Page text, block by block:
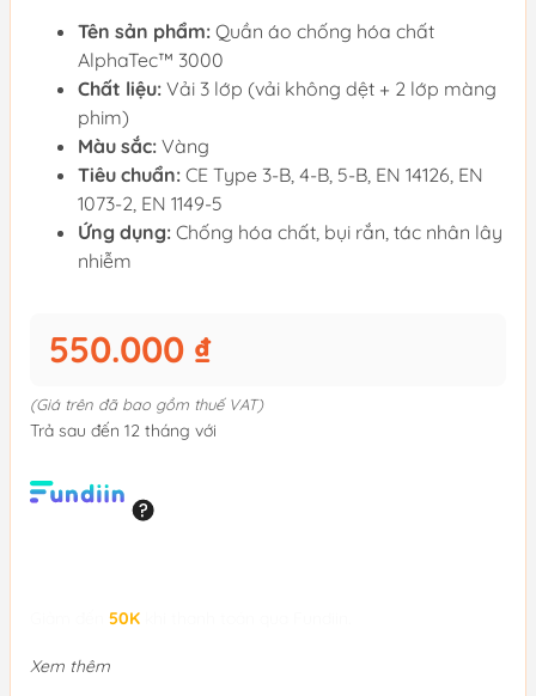
Tên sản phẩm: Quần áo chống hóa chất
AlphaTec™ 3000
Chất liệu: Vải 3 lớp (vải không dệt + 2 lớp màng
phim)
Màu sắc: Vàng
Tiêu chuẩn: CE Type 3-B, 4-B, 5-B, EN 14126, EN
1073-2, EN 1149-5
Ứng dụng: Chống hóa chất, bụi rắn, tác nhân lây
nhiễm
550.000 ₫
(Giá trên đã bao gồm thuế VAT)
Trả sau đến 12 tháng với
50K
Xem thêm